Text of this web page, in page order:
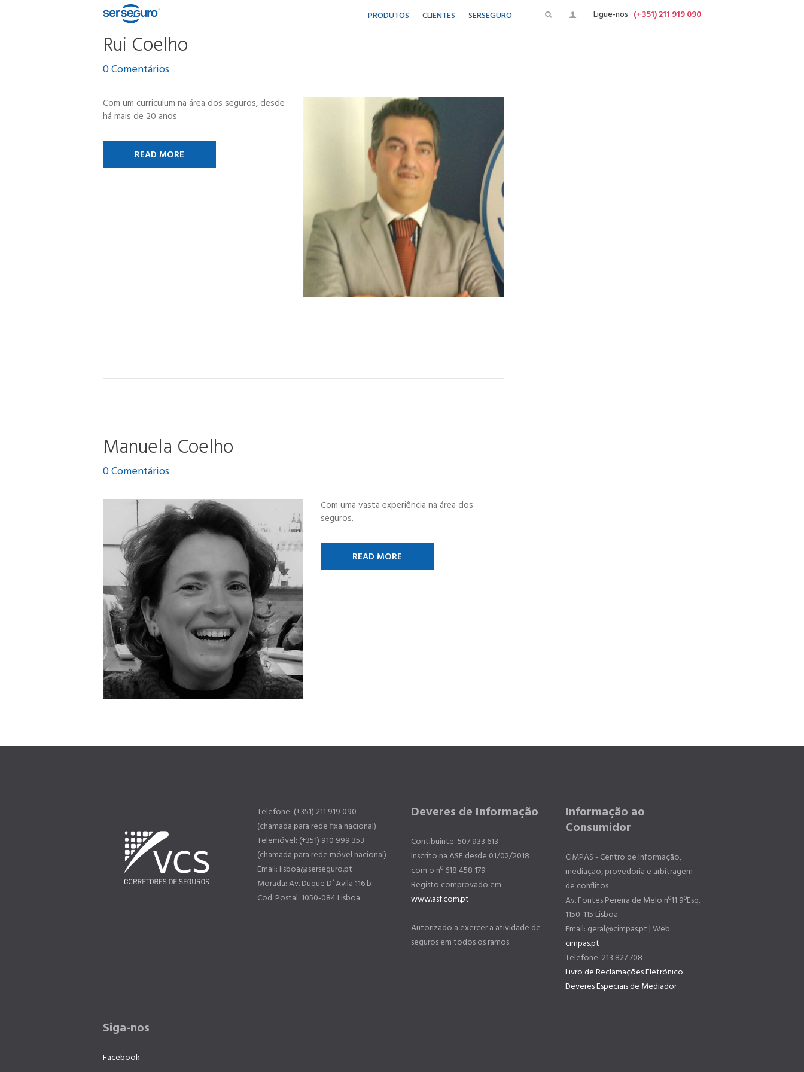
PRODUTOS CLIENTES SERSEGURO Ligue-nos (+351) 211 919 090
Rui Coelho
0Comentários
Com um curriculum na área dos seguros, desde
há mais de 20 anos.
READ MORE
Manuela Coelho
0Comentários
Com uma vasta experiência na área dos
seguros.
READ MORE
Telefone: (+351) 211 919 090
(chamada para rede fixa nacional)
Telemóvel: (+351) 910 999 353
(chamada para rede móvel nacional)
Email: lisboa@serseguro.pt
Morada: Av. Duque D´Avila 116 b
Cod. Postal: 1050-084 Lisboa
Deveres de Informação
Contibuinte: 507 933 613
Inscrito na ASF desde 01/02/2018
com o nº 618 458 179
Registo comprovado em
www.asf.com.pt
Autorizado a exercer a atividade de
seguros em todos os ramos.
Informação ao
Consumidor
CIMPAS - Centro de Informação,
mediação, provedoria e arbitragem
de conflitos
Av. Fontes Pereira de Melo nº11 9ºEsq.
1150-115 Lisboa
Email: geral@cimpas.pt | Web:
cimpas.pt
Telefone: 213 827 708
Livro de Reclamações Eletrónico
Deveres Especiais de Mediador
Siga-nos
Facebook